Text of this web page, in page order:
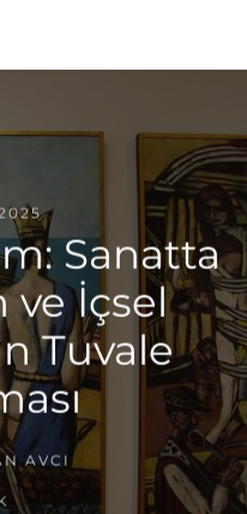
Sanatta
İçsel
Tuvale
AVCI